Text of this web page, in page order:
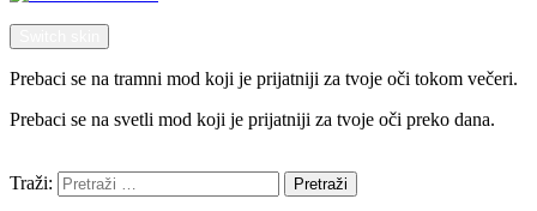
Prebaci se na tramni mod koji je prijatniji za tvoje oči tokom večeri.
Prebaci se na svetli mod koji je prijatniji za tvoje oči preko dana.
Traži:
Pretraži